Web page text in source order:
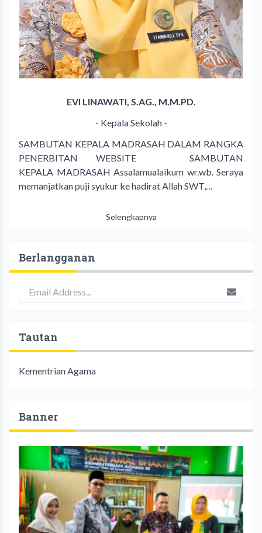
EVI LINAWATI, S.AG., M.M.PD.
- Kepala Sekolah -
SAMBUTAN KEPALA MADRASAH DALAM RANGKA
PENERBITAN WEBSITE SAMBUTAN
KEPALA MADRASAH Assalamualaikum wr.wb. Seraya
memanjatkan puji syukur ke hadirat Allah SWT,…
Selengkapnya
Berlangganan
Tautan
Kementrian Agama
Banner